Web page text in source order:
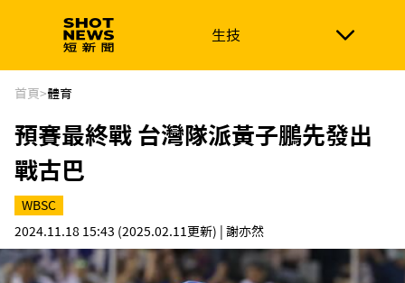
生技
生技 政治
新南向 體育
首頁>體育
預賽最終戰 台灣隊派黃子鵬先發出
戰古巴
WBSC
2024.11.18 15:43 (2025.02.11更新) | 謝亦然